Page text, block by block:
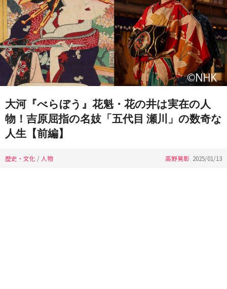
大河『べらぼう』花魁・花の井は実在の人
物！吉原屈指の名妓「五代目 瀬川」の数奇な
人生【前編】
歴史・文化 / 人物 高野晃彰 2025/01/13